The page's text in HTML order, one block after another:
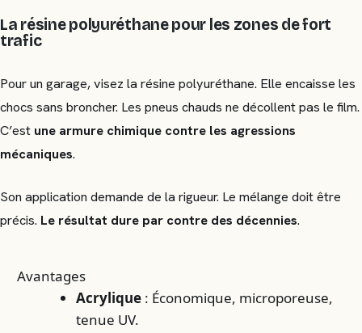
La résine polyuréthane pour les zones de fort
trafic
Pour un garage, visez la résine polyuréthane. Elle encaisse les
chocs sans broncher. Les pneus chauds ne décollent pas le film.
C’est une armure chimique contre les agressions
mécaniques.
Son application demande de la rigueur. Le mélange doit être
précis. Le résultat dure par contre des décennies.
Avantages
Acrylique : Économique, microporeuse,
tenue UV.